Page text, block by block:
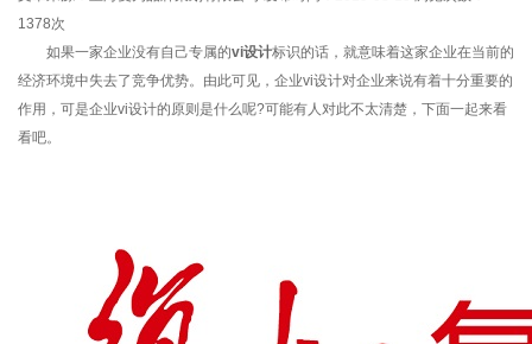
1378次
如果一家企业没有自己专属的vi设计标识的话，就意味着这家企业在当前的
经济环境中失去了竞争优势。由此可见，企业vi设计对企业来说有着十分重要的
作用，可是企业vi设计的原则是什么呢?可能有人对此不太清楚，下面一起来看
看吧。